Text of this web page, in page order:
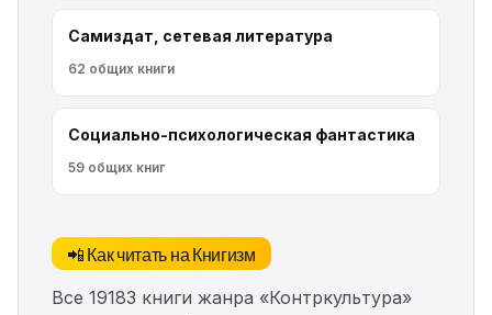
Самиздат, сетевая литература
62 общих книги
Социально-психологическая фантастика
59 общих книг
📲 Как читать на Книгизм
Все 19183 книги жанра «Контркультура»